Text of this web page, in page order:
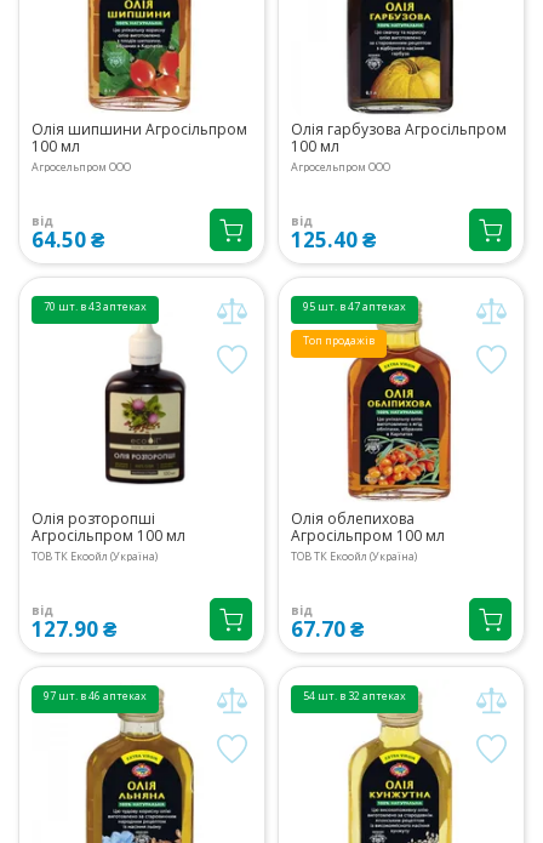
Олія шипшини Агросільпром
100 мл
Агросельпром ООО
від
64.50 ₴
Олія гарбузова Агросільпром
100 мл
Агросельпром ООО
від
125.40 ₴
70 шт. в 43 аптеках
Олія розторопші
Агросільпром 100 мл
ТОВ ТК Екоойл (Україна)
від
127.90 ₴
95 шт. в 47 аптеках
Топ продажів
Олія облепихова
Агросільпром 100 мл
ТОВ ТК Екоойл (Україна)
від
67.70 ₴
97 шт. в 46 аптеках 54 шт. в 32 аптеках